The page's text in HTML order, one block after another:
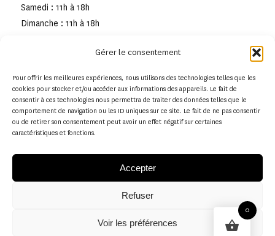
Gérer le consentement
Pour offrir les meilleures expériences, nous utilisons des technologies telles que les
cookies pour stocker et/ou accéder aux informations des appareils. Le fait de
consentir à ces technologies nous permettra de traiter des données telles que le
comportement de navigation ou les ID uniques sur ce site. Le fait de ne pas consentir
ou de retirer son consentement peut avoir un effet négatif sur certaines
caractéristiques et fonctions.
Accepter
Refuser
Voir les préférences
Samedi : 11h à 18h
Dimanche : 11h à 18h
0